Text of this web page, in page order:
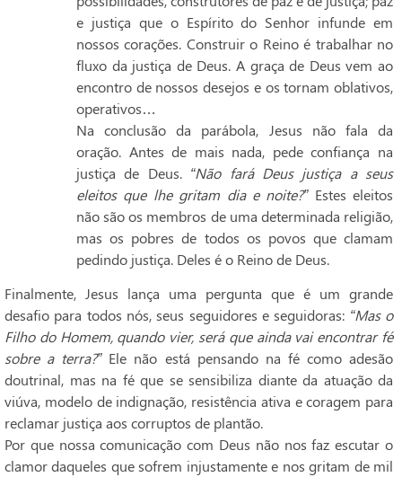
e justiça que o Espírito do Senhor infunde em
nossos corações. Construir o Reino é trabalhar no
fluxo da justiça de Deus. A graça de Deus vem ao
encontro de nossos desejos e os tornam oblativos,
operativos…
Na conclusão da parábola, Jesus não fala da
oração. Antes de mais nada, pede confiança na
justiça de Deus. “Não fará Deus justiça a seus
eleitos que lhe gritam dia e noite?”Estes eleitos
não são os membros de uma determinada religião,
mas os pobres de todos os povos que clamam
pedindo justiça. Deles é o Reino de Deus.
Finalmente, Jesus lança uma pergunta que é um grande
desafio para todos nós, seus seguidores e seguidoras: “Mas o
Filho do Homem, quando vier, será que ainda vai encontrar fé
sobre a terra?”Ele não está pensando na fé como adesão
doutrinal, mas na fé que se sensibiliza diante da atuação da
viúva, modelo de indignação, resistência ativa e coragem para
reclamar justiça aos corruptos de plantão.
Por que nossa comunicação com Deus não nos faz escutar o
clamor daqueles que sofrem injustamente e nos gritam de mil